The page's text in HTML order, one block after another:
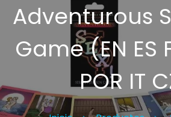
Adventurous
Game (EN ES
POR IT